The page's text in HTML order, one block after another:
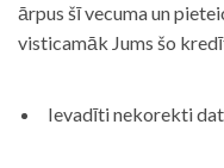
ārpus šī vecuma un
visticamāk Jums šo
Ievadīti nekorekti